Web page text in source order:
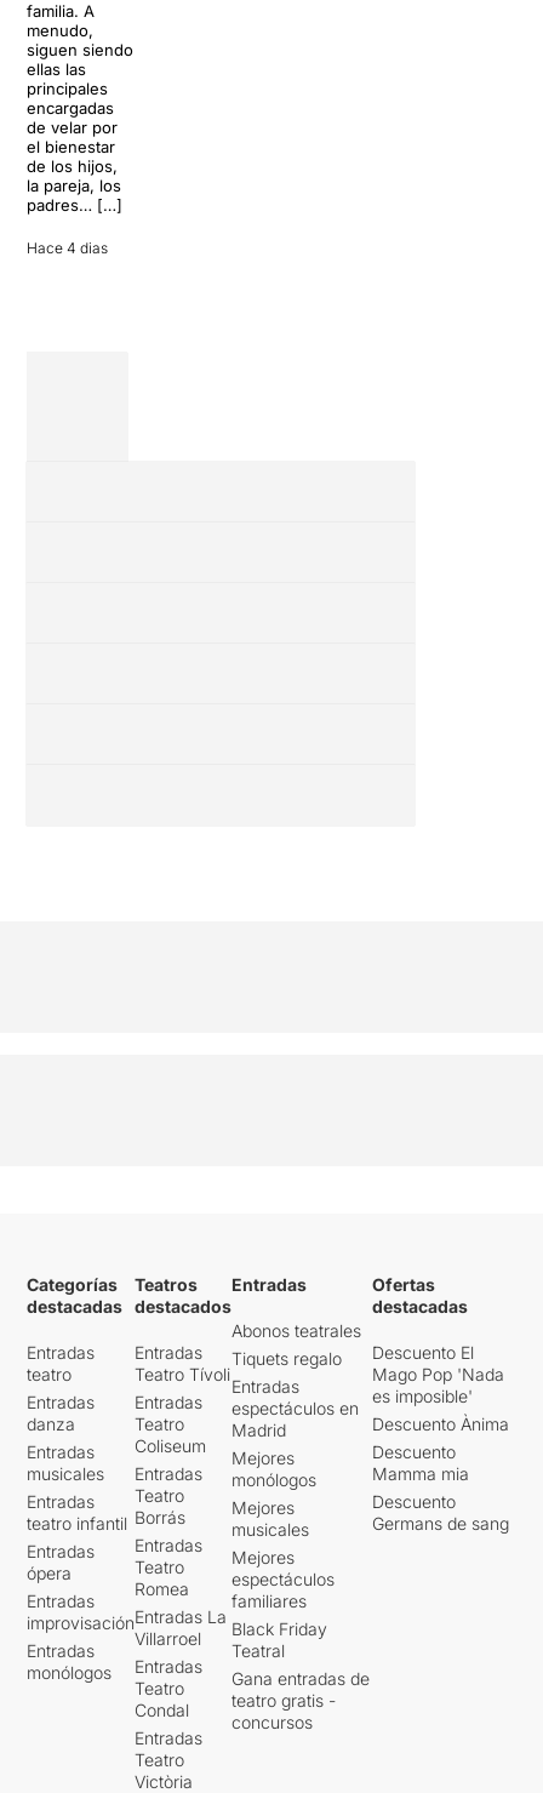
familia. A
menudo,
siguen siendo
ellas las
principales
encargadas
de velar por
el bienestar
de los hijos,
la pareja, los
padres… […]
Hace 4 dias
Categorías
destacadas
Entradas
teatro
Entradas
danza
Entradas
musicales
Entradas
teatro infantil
Entradas
ópera
Entradas
improvisación
Entradas
monólogos
Teatros
destacados
Entradas
Teatro Tívoli
Entradas
Teatro
Coliseum
Entradas
Teatro
Borrás
Entradas
Teatro
Romea
Entradas La
Villarroel
Entradas
Teatro
Condal
Entradas
Teatro
Victòria
Entradas
Abonos teatrales
Tiquets regalo
Entradas
espectáculos en
Madrid
Mejores
monólogos
Mejores
musicales
Mejores
espectáculos
familiares
Black Friday
Teatral
Gana entradas de
teatro gratis -
concursos
Ofertas
destacadas
Descuento El
Mago Pop 'Nada
es imposible'
Descuento Ànima
Descuento
Mamma mia
Descuento
Germans de sang